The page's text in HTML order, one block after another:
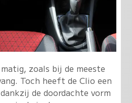
zoals bij de meeste
Toch heeft de Clio een
de doordachte vorm